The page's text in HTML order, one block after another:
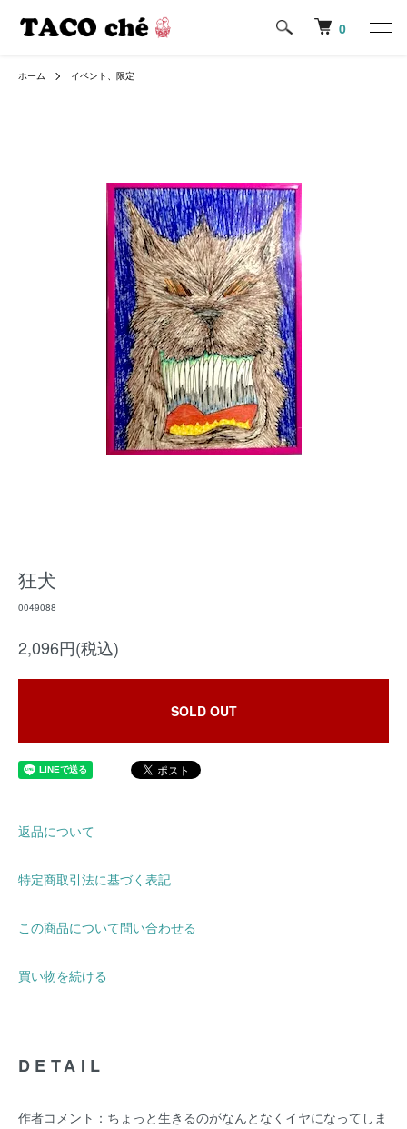
0
ホーム イベント、限定
狂犬
0049088
2,096円(税込)
SOLD OUT
返品について
特定商取引法に基づく表記
この商品について問い合わせる
買い物を続ける
DETAIL
作者コメント：ちょっと生きるのがなんとなくイヤになってしま